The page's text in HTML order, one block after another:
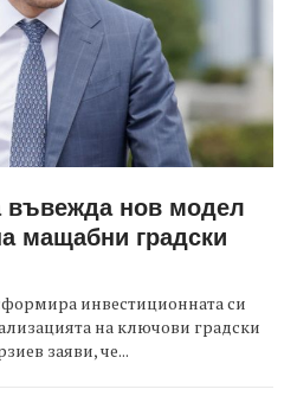
нов модел
мащабни градски
инвестиционната си
на ключови градски
заяви, че...